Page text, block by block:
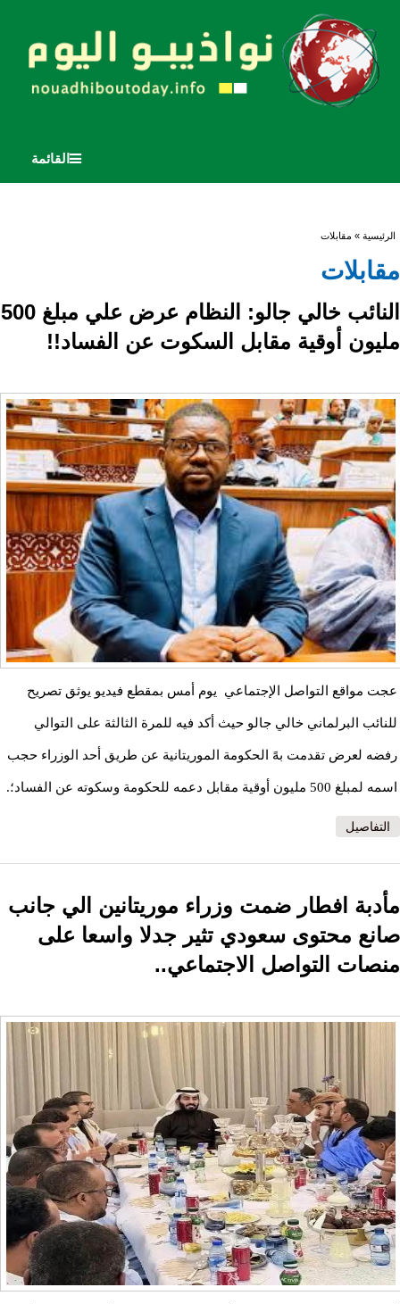
القائمة
أنت هنا
الرئيسية » مقابلات
مقابلات
النائب خالي جالو: النظام عرض علي مبلغ 500
مليون أوقية مقابل السكوت عن الفساد!!
عجت مواقع التواصل الإجتماعي يوم أمس بمقطع فيديو يوثق تصريح
للنائب البرلماني خالي جالو حيث أكد فيه للمرة الثالثة على التوالي
رفضه لعرض تقدمت بهً الحكومة الموريتانية عن طريق أحد الوزراء حجب
اسمه لمبلغ 500 مليون أوقية مقابل دعمه للحكومة وسكوته عن الفساد؛.
التفاصيل
مأدبة افطار ضمت وزراء موريتانين الي جانب
صانع محتوى سعودي تثير جدلا واسعا على
منصات التواصل الاجتماعي..